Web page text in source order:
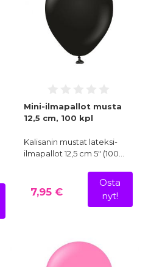
Mini-ilmapallot musta
12,5 cm, 100 kpl
Kalisanin mustat lateksi-
ilmapallot 12,5 cm 5" (100…
7,95 €
Osta
nyt!